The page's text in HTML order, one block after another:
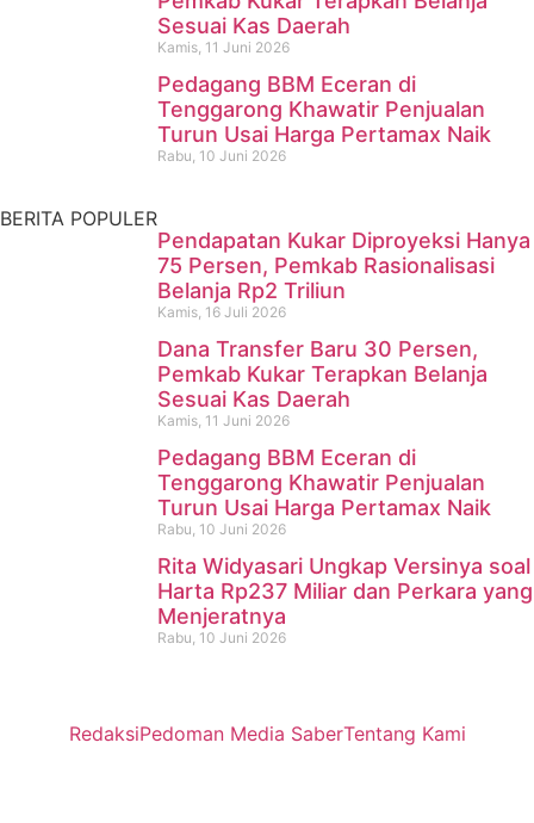
Sesuai Kas Daerah
Kamis, 11 Juni 2026
Pedagang BBM Eceran di
Tenggarong Khawatir Penjualan
Turun Usai Harga Pertamax Naik
Rabu, 10 Juni 2026
Mangkurawang Ditemukan
Meninggal di Sungai
Mahakam
BERITA POPULER
Pendapatan Kukar Diproyeksi Hanya
75 Persen, Pemkab Rasionalisasi
Belanja Rp2 Triliun
Kamis, 16 Juli 2026
Dana Transfer Baru 30 Persen,
Pemkab Kukar Terapkan Belanja
Sesuai Kas Daerah
Kamis, 11 Juni 2026
Pedagang BBM Eceran di
Tenggarong Khawatir Penjualan
Turun Usai Harga Pertamax Naik
Rabu, 10 Juni 2026
Rita Widyasari Ungkap Versinya soal
Harta Rp237 Miliar dan Perkara yang
Menjeratnya
Rabu, 10 Juni 2026
RedaksiPedoman Media SaberTentang Kami